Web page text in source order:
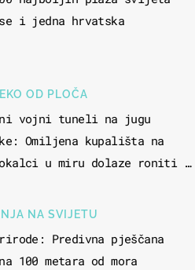
i jedna hrvatska
OD PLOČA
vojni tuneli na jugu
Omiljena kupališta na
u miru dolaze roniti i
NA SVIJETU
Predivna pješčana
100 metara od mora